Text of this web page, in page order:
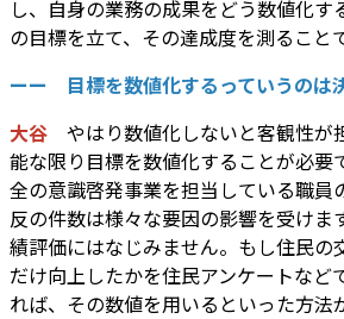
し、自身の業務の成果をどう数値化す
の目標を立て、その達成度を測ること
ーー 目標を数値化するっていうのは
大谷 やはり数値化しないと客観性が
能な限り目標を数値化することが必要
全の意識啓発事業を担当している職員
反の件数は様々な要因の影響を受けま
績評価にはなじみません。もし住民の
だけ向上したかを住民アンケートなど
れば、その数値を用いるといった方法